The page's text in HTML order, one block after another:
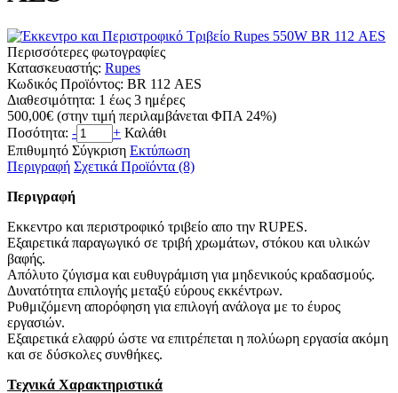
Περισσότερες φωτογραφίες
Κατασκευαστής: Rupes
Κωδικός Προϊόντος: BR 112 ΑΕS
Διαθεσιμότητα: 1 έως 3 ημέρες
500,00€ (στην τιμή περιλαμβάνεται ΦΠΑ 24%)
Ποσότητα: - + Καλάθι
Επιθυμητό Σύγκριση Εκτύπωση
Περιγραφή Σχετικά Προϊόντα (8)
Περιγραφή
Εκκεντρο και περιστροφικό τριβείο απο την RUPES.
Εξαιρετικά παραγωγικό σε τριβή χρωμάτων, στόκου και υλικών
βαφής.
Απόλυτο ζύγισμα και ευθυγράμιση για μηδενικούς κραδασμούς.
Δυνατότητα επιλογής μεταξύ εύρους εκκέντρων.
Ρυθμιζόμενη απορόφηση για επιλογή ανάλογα με το έυρος
εργασιών.
Εξαιρετικά ελαφρύ ώστε να επιτρέπεται η πολύωρη εργασία ακόμη
και σε δύσκολες συνθήκες.
Τεχνικά Χαρακτηριστικά